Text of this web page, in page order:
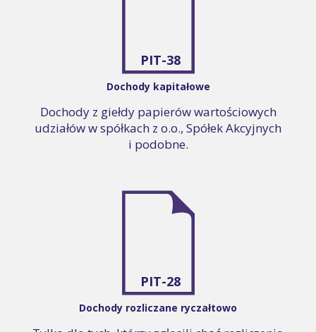
PIT-38
Dochody kapitałowe
Dochody z giełdy papierów wartościowych
udziałów w spółkach z o.o., Spółek Akcyjnych
i podobne.
PIT-28
Dochody rozliczane ryczałtowo